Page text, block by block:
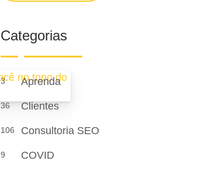
Categorias
3 Aprenda
36 Clientes
106 Consultoria SEO
9 COVID